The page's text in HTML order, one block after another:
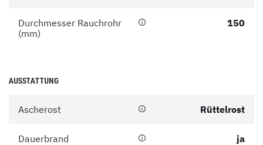
Durchmesser Rauchrohr
(mm)
150
AUSSTATTUNG
Ascherost Rüttelrost
Dauerbrand ja